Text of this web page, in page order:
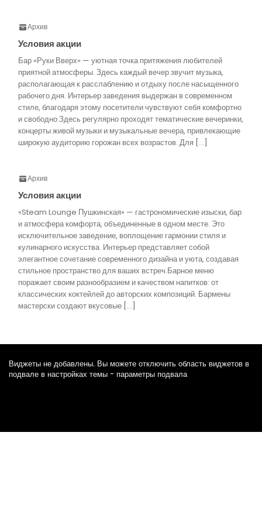
Архив
Условия акции
Бар «Руки Вверх» — уютная точка притяжения любителей
приятной атмосферы. Здесь каждый вечер звучит музыка,
располагающая к расслаблению и отдыху после насыщенного
рабочего дня. Интерьер заведения выдержан в современном
стиле, благодаря этому посетители чувствуют себя комфортно
и свободно.Здесь регулярно проходят тематические вечеринки,
концерты живой музыки и музыкальные вечера, привлекающие
широкую аудиторию горожан всех возрастов. Для […]
Архив
Условия акции
«Steam Lounge Пушкинская» — гастрономические изыски, бар
и атмосфера комфорта, объединенные в одном месте. Это
исключительное заведение, воплощение гармонии стиля и
кулинарного искусства. Интерьер представляет собой
элегантное сочетание современного дизайна и уюта, создавая
стильное пространство для ваших встреч.Барное меню
поражает своим разнообразием и качеством напитков: от
классических коктейлей до авторских композиций. Бармены
мастерски создают вкусовые […]
Виджеты не добавлены. Вы можете отключить область виджетов в
подвале в настройках темы - параметры подвала